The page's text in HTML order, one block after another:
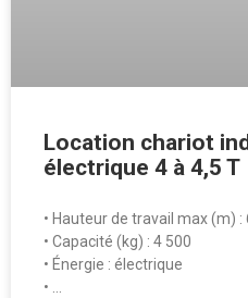
Location chariot
électrique 4 à 4,5 T
• Hauteur de travail max (m) :
• Capacité (kg) : 4 500
• Énergie : électrique
• …